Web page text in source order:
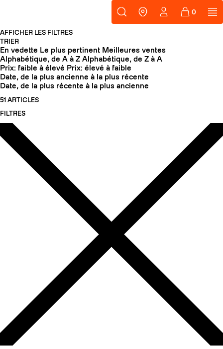
Skis freeride Equipement
SLAP 92
UBAC 102
Support
Où nous
NOUVEAU
Cartes
AFFICHER LES FILTRES
TRIER
En vedette Le plus pertinent Meilleures ventes
Alphabétique, de A à Z Alphabétique, de Z à A
Prix: faible à élevé Prix: élevé à faible
Date, de la plus ancienne à la plus récente
Date, de la plus récente à la plus ancienne
51 ARTICLES
FILTRES